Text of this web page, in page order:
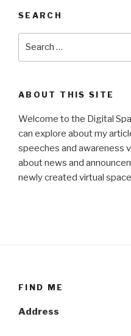
SEARCH
ABOUT THIS SITE
Welcome to the Digital
can explore about my
speeches and awareness
about news and
newly created virtual
FIND ME
Address